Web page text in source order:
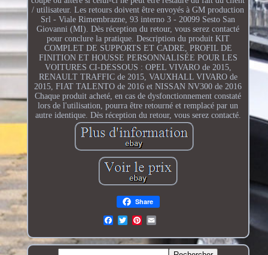
/ utilisateur. Les retours doivent être envoyés à GM production
Srl - Viale Rimembrazne, 93 interno 3 - 20099 Sesto San
Giovanni (MI). Dès réception du retour, vous serez contacté
pour conclure la pratique. Description du produit KIT
COMPLET DE SUPPORTS ET CADRE, PROFIL DE
FINITION ET HOUSSE PERSONNALISÉE POUR LES
VOITURES CI-DESSOUS : OPEL VIVARO de 2015,
RENAULT TRAFFIC de 2015, VAUXHALL VIVARO de
2015, FIAT TALENTO de 2016 et NISSAN NV300 de 2016
Chaque produit acheté, en cas de dysfonctionnement constaté
lors de l'utilisation, pourra être retourné et remplacé par un
autre identique. Dès réception du retour, vous serez contacté.
Share